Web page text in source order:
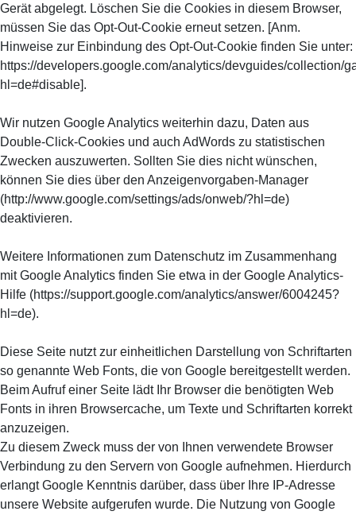
Gerät abgelegt. Löschen Sie die Cookies in diesem Browser,
müssen Sie das Opt-Out-Cookie erneut setzen. [Anm.
Hinweise zur Einbindung des Opt-Out-Cookie finden Sie unter:
https://developers.google.com/analytics/devguides/collection/
hl=de#disable].
Wir nutzen Google Analytics weiterhin dazu, Daten aus
Double-Click-Cookies und auch AdWords zu statistischen
Zwecken auszuwerten. Sollten Sie dies nicht wünschen,
können Sie dies über den Anzeigenvorgaben-Manager
(http://www.google.com/settings/ads/onweb/?hl=de)
deaktivieren.
Weitere Informationen zum Datenschutz im Zusammenhang
mit Google Analytics finden Sie etwa in der Google Analytics-
Hilfe (https://support.google.com/analytics/answer/6004245?
hl=de).
Diese Seite nutzt zur einheitlichen Darstellung von Schriftarten
so genannte Web Fonts, die von Google bereitgestellt werden.
Beim Aufruf einer Seite lädt Ihr Browser die benötigten Web
Fonts in ihren Browsercache, um Texte und Schriftarten korrekt
anzuzeigen.
Zu diesem Zweck muss der von Ihnen verwendete Browser
Verbindung zu den Servern von Google aufnehmen. Hierdurch
erlangt Google Kenntnis darüber, dass über Ihre IP-Adresse
unsere Website aufgerufen wurde. Die Nutzung von Google